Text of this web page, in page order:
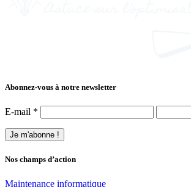
Abonnez-vous à notre newsletter
E-mail *
Nos champs d’action
Maintenance informatique